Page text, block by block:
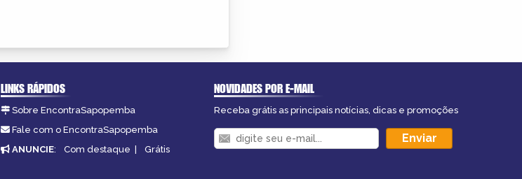
LINKS RÁPIDOS
Sobre EncontraSapopemba
Fale com o EncontraSapopemba
ANUNCIE: Com destaque | Grátis
NOVIDADES POR E-MAIL
Receba grátis as principais notícias, dicas e promoções